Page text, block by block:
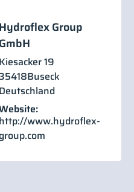
Hydroflex Group
GmbH
Kiesacker 19
35418Buseck
Deutschland
http://www.hydroflex-
group.com